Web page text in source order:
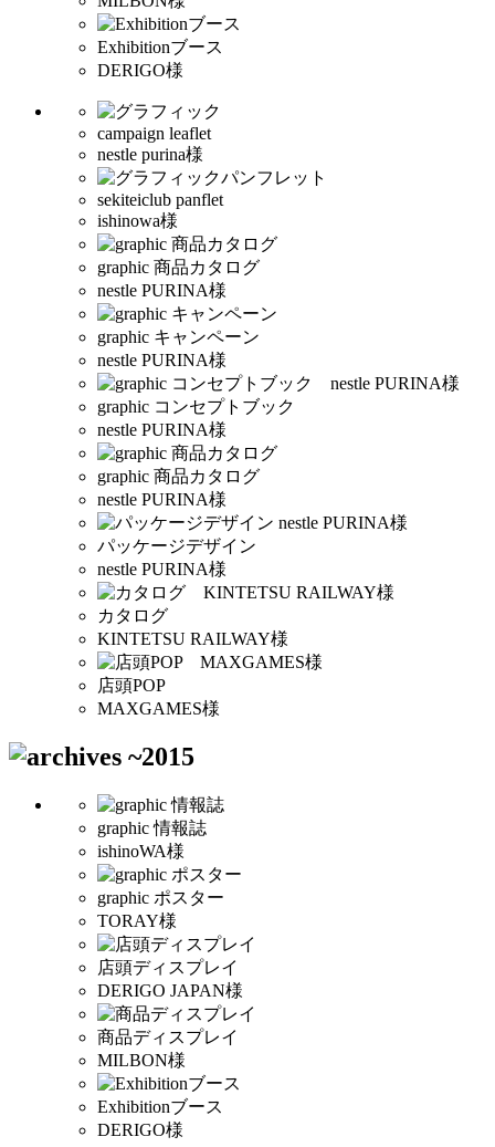
Exhibitionブース
DERIGO様
campaign leaflet
nestle purina様
sekiteiclub panflet
ishinowa様
graphic 商品カタログ
nestle PURINA様
graphic キャンペーン
nestle PURINA様
graphic コンセプトブック
nestle PURINA様
graphic 商品カタログ
nestle PURINA様
パッケージデザイン
nestle PURINA様
カタログ
KINTETSU RAILWAY様
店頭POP
MAXGAMES様
graphic 情報誌
ishinoWA様
graphic ポスター
TORAY様
店頭ディスプレイ
DERIGO JAPAN様
商品ディスプレイ
MILBON様
Exhibitionブース
DERIGO様